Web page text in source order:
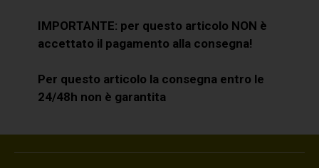
IMPORTANTE: per questo articolo NON è
accettato il pagamento alla consegna!
Per questo articolo la consegna entro le
24/48h non è garantita